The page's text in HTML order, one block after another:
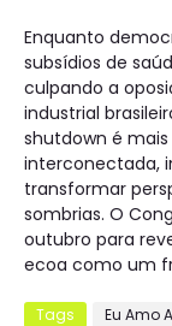
Enquanto
subsídios de
culpando a
industrial
shutdown é
interconectada,
transformar
sombrias. O
outubro para
ecoa como um
Tags Eu Amo